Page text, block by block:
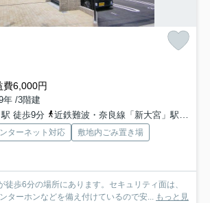
費6,000円
年 /3階建
徒歩9分
近鉄難波・奈良線「新大宮」駅 徒歩10分
ターネット対応
敷地内ごみ置き場
徒歩6分の場所にあります。セキュリティ面は、
ターホンなどを備え付けているので安... もっと見